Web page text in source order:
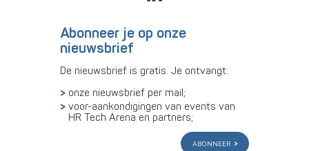
Abonneer je op onze
nieuwsbrief
De nieuwsbrief is gratis. Je ontvangt:
onze nieuwsbrief per mail;
voor-aankondigingen van events van
HR Tech Arena en partners;
abonneer